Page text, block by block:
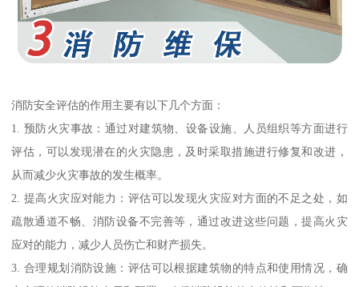
消防安全评估的作用主要有以下几个方面：
1. 预防火灾事故：通过对建筑物、设备设施、人员组织等方面进行
评估，可以发现潜在的火灾隐患，及时采取措施进行修复和改进，
从而减少火灾事故的发生概率。
2. 提高火灾应对能力：评估可以发现火灾应对方面的不足之处，如
疏散通道不畅、消防设备不完善等，通过改进这些问题，提高火灾
应对的能力，减少人员伤亡和财产损失。
3. 合理规划消防设施：评估可以根据建筑物的特点和使用情况，确